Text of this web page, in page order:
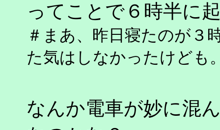
ってことで６時半に
＃まあ、昨日寝たのが３
た気はしなかったけども
なんか電車が妙に混